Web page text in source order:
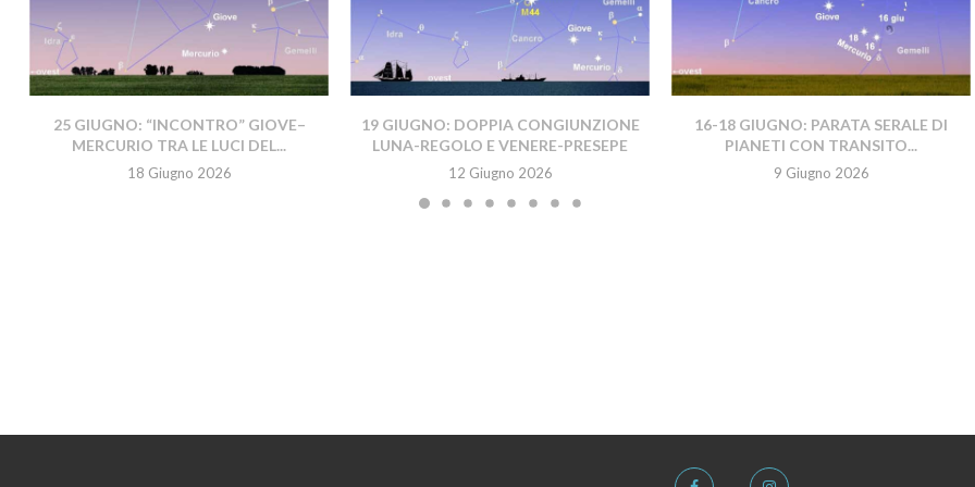
25 GIUGNO: “INCONTRO” GIOVE–
MERCURIO TRA LE LUCI DEL...
18 Giugno 2026
19 GIUGNO: DOPPIA CONGIUNZIONE
LUNA-REGOLO E VENERE-PRESEPE
12 Giugno 2026
16-18 GIUGNO: PARATA SERALE DI
PIANETI CON TRANSITO...
9 Giugno 2026